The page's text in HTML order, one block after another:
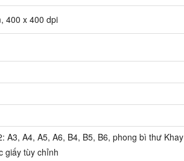
400 x 400 dpi
A3, A4, A5, A6, B4, B5, B6, phong bì thư Khay
giấy tùy chỉnh